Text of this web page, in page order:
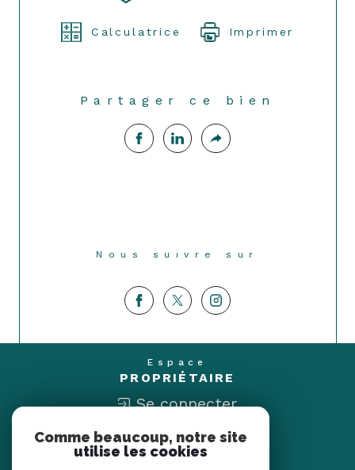
Calculatrice Imprimer
Partager ce bien
Nous suivre sur
Espace
PROPRIÉTAIRE
Se connecter
Nous
ADHÉRONS
Comme beaucoup, notre site
utilise les cookies